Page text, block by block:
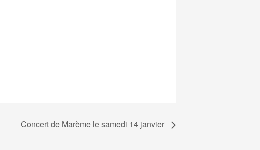
Concert de Marème le samedi 14 janvier